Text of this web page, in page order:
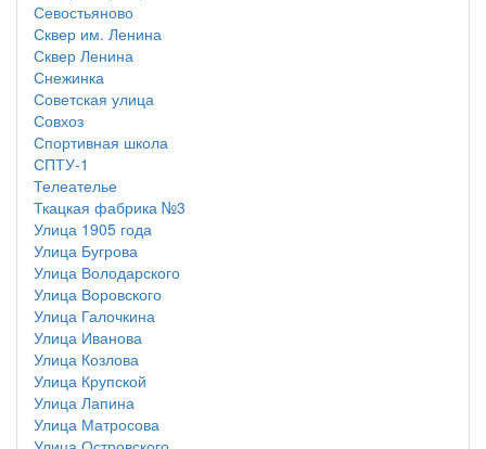
Севостьяново
Сквер им. Ленина
Сквер Ленина
Снежинка
Советская улица
Совхоз
Спортивная школа
СПТУ-1
Телеателье
Ткацкая фабрика №3
Улица 1905 года
Улица Бугрова
Улица Володарского
Улица Воровского
Улица Галочкина
Улица Иванова
Улица Козлова
Улица Крупской
Улица Лапина
Улица Матросова